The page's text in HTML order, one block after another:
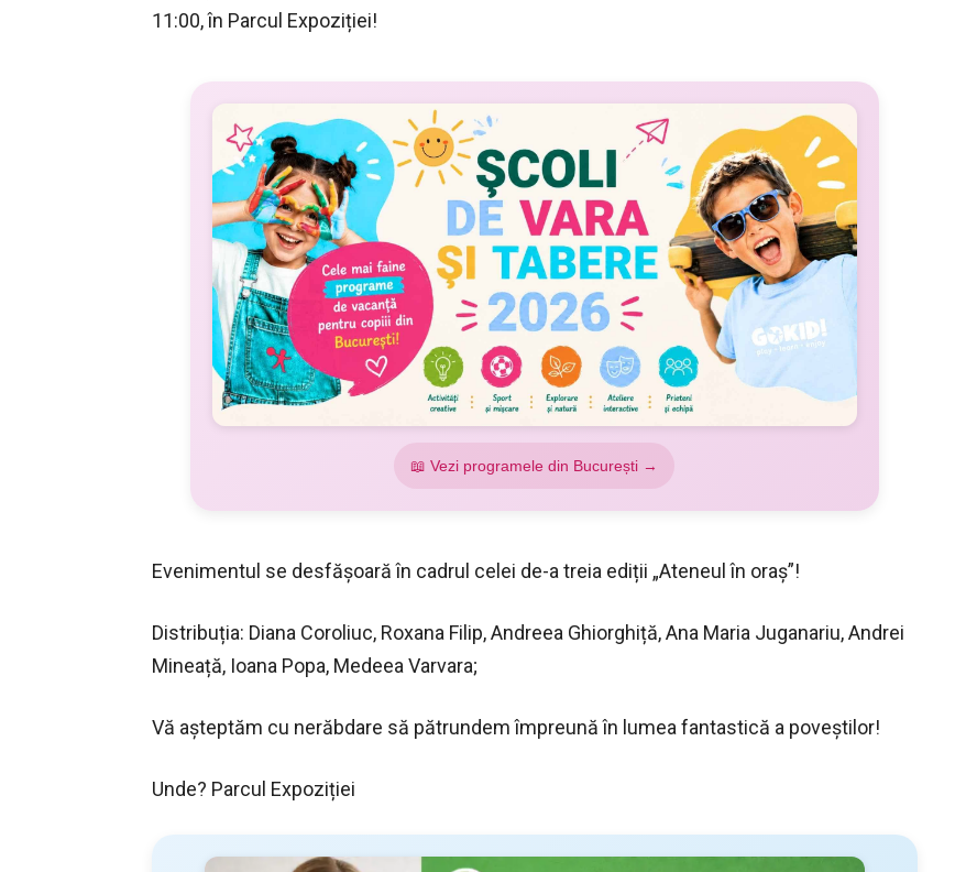
11:00, în Parcul Expoziției!
📖 Vezi programele din București →
Evenimentul se desfășoară în cadrul celei de-a treia ediții „Ateneul în oraș”!
Distribuția: Diana Coroliuc, Roxana Filip, Andreea Ghiorghiță, Ana Maria Juganariu, Andrei
Mineață, Ioana Popa, Medeea Varvara;
Vă așteptăm cu nerăbdare să pătrundem împreună în lumea fantastică a poveștilor!
Unde? Parcul Expoziției